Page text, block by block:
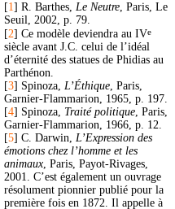
[1] R. Barthes, Le Neutre, Paris, Le
Seuil, 2002, p. 79.
[2] Ce modèle deviendra au IVe
siècle avant J.C. celui de l’idéal
d’éternité des statues de Phidias au
Parthénon.
[3] Spinoza, L’Éthique , Paris,
Garnier-Flammarion, 1965, p. 197.
[4] Spinoza, Traité politique , Paris,
Garnier-Flammarion, 1966, p. 12.
[5] C. Darwin, L’Expression des
émotions chez l’homme et les
animaux , Paris, Payot-Rivages,
2001. C’est également un ouvrage
résolument pionnier publié pour la
première fois en 1872. Il appelle à